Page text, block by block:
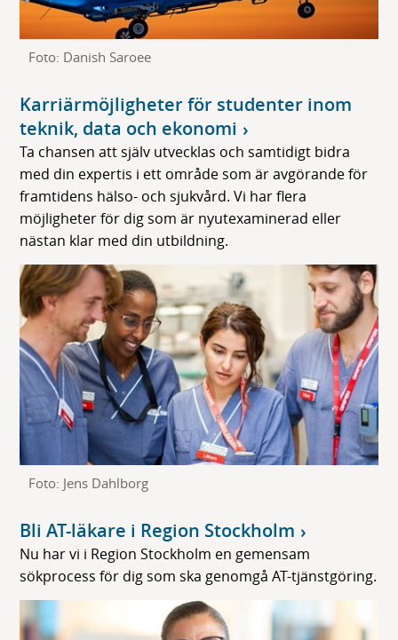
Foto: Danish Saroee
Karriärmöjligheter för studenter inom
teknik, data och ekonomi
Ta chansen att själv utvecklas och samtidigt bidra
med din expertis i ett område som är avgörande för
framtidens hälso- och sjukvård. Vi har flera
möjligheter för dig som är nyutexaminerad eller
nästan klar med din utbildning.
Foto: Jens Dahlborg
Bli AT-läkare i Region Stockholm
Nu har vi i Region Stockholm en gemensam
sökprocess för dig som ska genomgå AT-tjänstgöring.